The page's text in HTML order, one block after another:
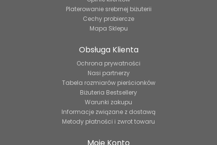
Platerowanie srebrnej biżuterii
Cechy probiercze
Mapa Sklepu
Obsługa Klienta
Ochrona prywatności
Nasi partnerzy
Tabela rozmiarów pierścionków
Biżuteria Bestsellery
Warunki zakupu
Informacje związane z dostawą
Metody płatności i zwrot towaru